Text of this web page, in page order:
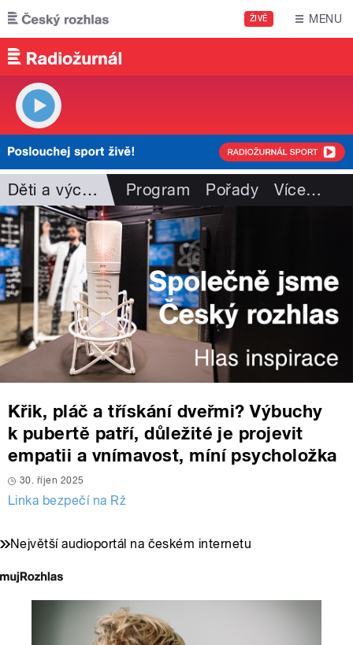
Přejít k hlavnímu obsahu
ŽIVĚ MENU
Děti a výchova Program Pořady Více…
Křik, pláč a třískání dveřmi? Výbuchy
k pubertě patří, důležité je projevit
empatii a vnímavost, míní psycholožka
30. říjen 2025
Linka bezpečí na Rž
Největší audioportál na českém internetu